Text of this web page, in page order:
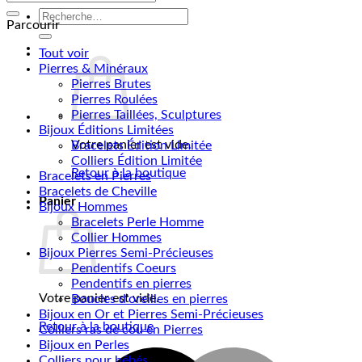
Recherche
pour :
Votre panier est vide.
Retour à la boutique
Panier
Votre panier est vide.
Retour à la boutique
Parcourir
Tout voir
Pierres & Minéraux
Pierres Brutes
Pierres Roulées
Pierres Taillées, Sculptures
Bijoux Éditions Limitées
Bracelets Édition Limitée
Colliers Édition Limitée
Bracelets en Pierres
Bracelets de Cheville
Bijoux Hommes
Bracelets Perle Homme
Collier Hommes
Bijoux Pierres Semi-Précieuses
Pendentifs Coeurs
Pendentifs en pierres
Boucles d'oreilles en pierres
Bijoux en Or et Pierres Semi-Précieuses
Colliers ras de cou en Pierres
Bijoux en Perles